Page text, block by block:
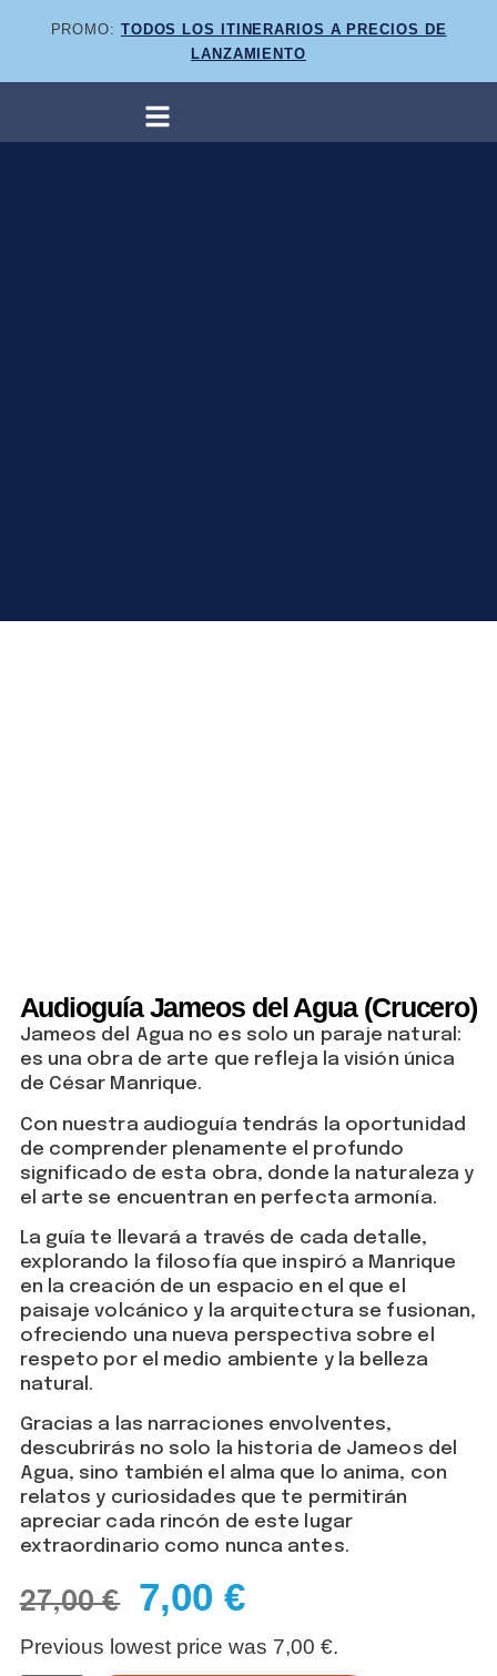
PROMO: TODOS LOS ITINERARIOS A PRECIOS DE
LANZAMIENTO
Audioguía Jameos del Agua (Crucero)
Jameos del Agua no es solo un paraje natural:
es una obra de arte que refleja la visión única
de César Manrique.
Con nuestra audioguía tendrás la oportunidad
de comprender plenamente el profundo
significado de esta obra, donde la naturaleza y
el arte se encuentran en perfecta armonía.
La guía te llevará a través de cada detalle,
explorando la filosofía que inspiró a Manrique
en la creación de un espacio en el que el
paisaje volcánico y la arquitectura se fusionan,
ofreciendo una nueva perspectiva sobre el
respeto por el medio ambiente y la belleza
natural.
Gracias a las narraciones envolventes,
descubrirás no solo la historia de Jameos del
Agua, sino también el alma que lo anima, con
relatos y curiosidades que te permitirán
apreciar cada rincón de este lugar
extraordinario como nunca antes.
27,00€ 7,00€
Previous lowest price was 7,00 €.